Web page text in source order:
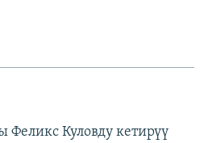
Куловду кетирүү